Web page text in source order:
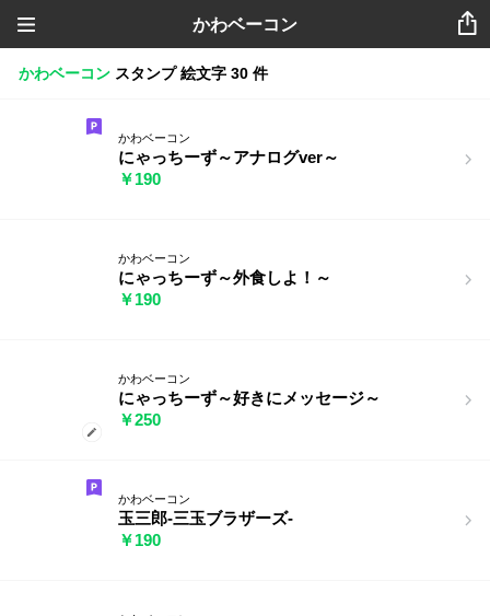
かわベーコン
かわベーコン スタンプ 絵文字 30 件
かわベーコン
にゃっちーず～アナログver～
￥190
かわベーコン
にゃっちーず～外食しよ！～
￥190
かわベーコン
にゃっちーず～好きにメッセージ～
￥250
かわベーコン
玉三郎-三玉ブラザーズ-
￥190